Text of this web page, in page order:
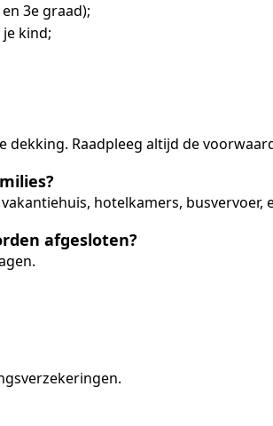
3e graad);
kind;
Raadpleeg altijd de
hotelkamers, busvervoer,
afgesloten?